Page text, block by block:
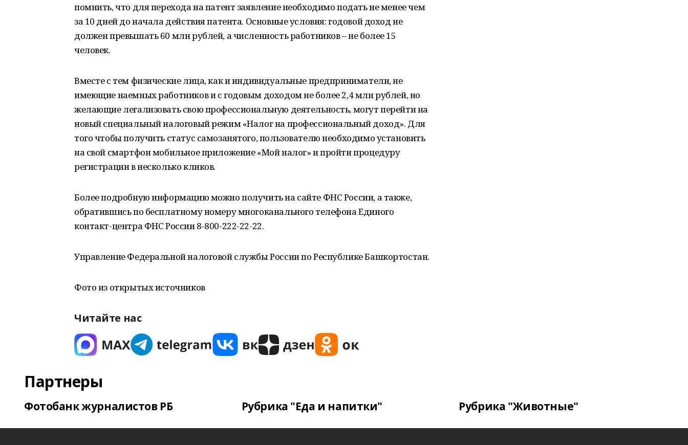
помнить, что для перехода на патент заявление необходимо подать не менее чем
за 10 дней до начала действия патента. Основные условия: годовой доход не
должен превышать 60 млн рублей, а численность работников – не более 15
человек.
Вместе с тем физические лица, как и индивидуальные предприниматели, не
имеющие наемных работников и с годовым доходом не более 2,4 млн рублей, но
желающие легализовать свою профессиональную деятельность, могут перейти на
новый специальный налоговый режим «Налог на профессиональный доход». Для
того чтобы получить статус самозанятого, пользователю необходимо установить
на свой смартфон мобильное приложение «Мой налог» и пройти процедуру
регистрации в несколько кликов.
Более подробную информацию можно получить на сайте ФНС России, а также,
обратившись по бесплатному номеру многоканального телефона Единого
контакт-центра ФНС России 8-800-222-22-22.
Управление Федеральной налоговой службы России по Республике Башкортостан.
Фото из открытых источников
Читайте нас
Партнеры
Фотобанк журналистов РБ Рубрика "Еда и напитки" Рубрика "Животные"